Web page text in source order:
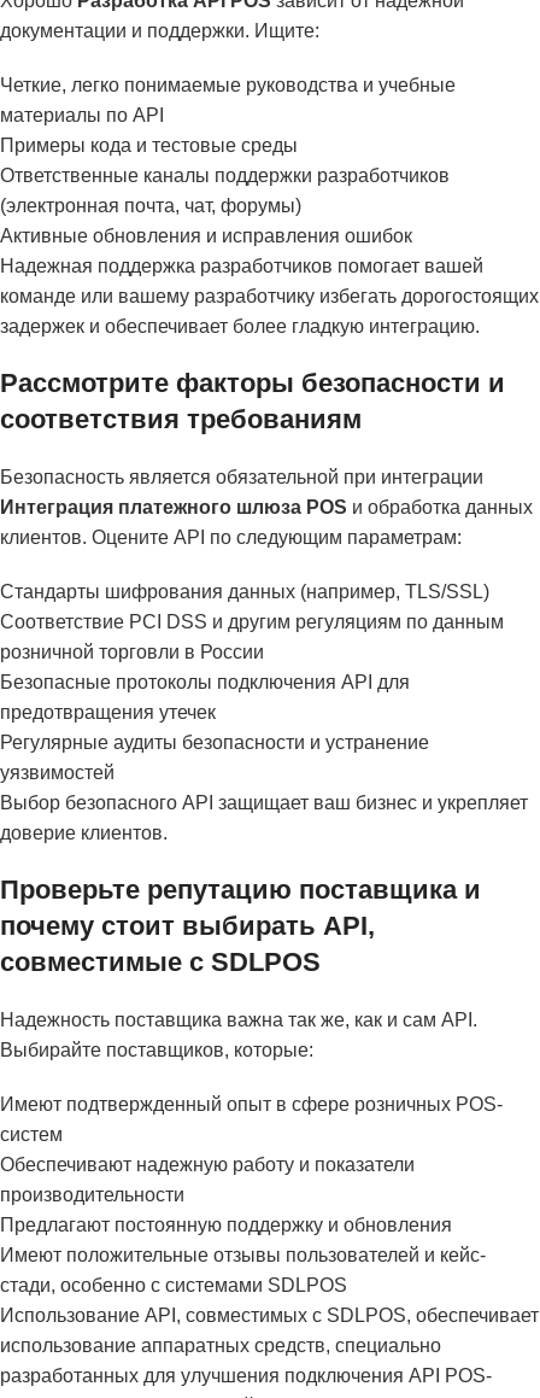
документации и поддержки. Ищите:
Четкие, легко понимаемые руководства и учебные
материалы по API
Примеры кода и тестовые среды
Ответственные каналы поддержки разработчиков
(электронная почта, чат, форумы)
Активные обновления и исправления ошибок
Надежная поддержка разработчиков помогает вашей
команде или вашему разработчику избегать дорогостоящих
задержек и обеспечивает более гладкую интеграцию.
Рассмотрите факторы безопасности и
соответствия требованиям
Безопасность является обязательной при интеграции
Интеграция платежного шлюза POS и обработка данных
клиентов. Оцените API по следующим параметрам:
Стандарты шифрования данных (например, TLS/SSL)
Соответствие PCI DSS и другим регуляциям по данным
розничной торговли в России
Безопасные протоколы подключения API для
предотвращения утечек
Регулярные аудиты безопасности и устранение
уязвимостей
Выбор безопасного API защищает ваш бизнес и укрепляет
доверие клиентов.
Проверьте репутацию поставщика и
почему стоит выбирать API,
совместимые с SDLPOS
Надежность поставщика важна так же, как и сам API.
Выбирайте поставщиков, которые:
Имеют подтвержденный опыт в сфере розничных POS-
систем
Обеспечивают надежную работу и показатели
производительности
Предлагают постоянную поддержку и обновления
Имеют положительные отзывы пользователей и кейс-
стади, особенно с системами SDLPOS
Использование API, совместимых с SDLPOS, обеспечивает
использование аппаратных средств, специально
разработанных для улучшения подключения API POS-